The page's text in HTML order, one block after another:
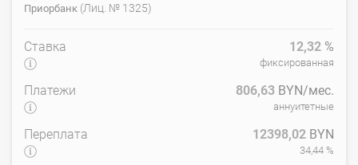
Приорбанк (Лиц. № 1325)
Ставка 12,32 %
фиксированная
Платежи 806,63 BYN/мес.
аннуитетные
Переплата 12398,02 BYN
34,44 %